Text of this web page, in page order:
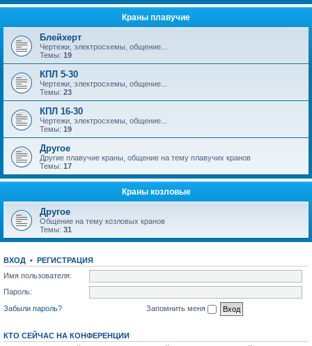
Краны плавучие
Блейхерт
Чертежи, электросхемы, общение...
Темы: 19
КПЛ 5-30
Чертежи, электросхемы, общение...
Темы: 23
КПЛ 16-30
Чертежи, электросхемы, общение...
Темы: 19
Другое
Другие плавучие краны, общение на тему плавучих кранов
Темы: 17
Краны козловые
Другое
Общение на тему козловых кранов
Темы: 31
ВХОД • РЕГИСТРАЦИЯ
Имя пользователя:
Пароль:
Забыли пароль?
Запомнить меня
КТО СЕЙЧАС НА КОНФЕРЕНЦИИ